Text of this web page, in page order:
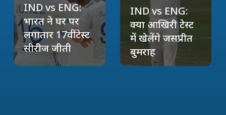
IND vs ENG:
भारत ने घर पर
लगातार 17वीं टेस्ट
सीरीज जीती
IND vs ENG:
क्या आखिरी टेस्ट
में खेलेंगे जसप्रीत
बुमराह